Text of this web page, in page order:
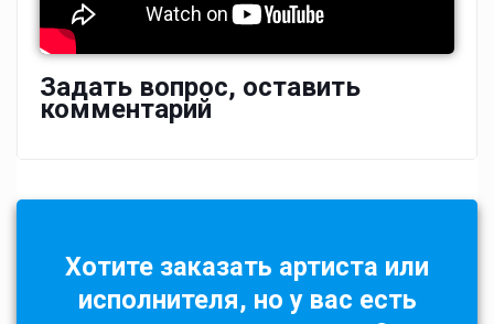
Задать вопрос, оставить
комментарий
Хотите заказать артиста или
исполнителя, но у вас есть